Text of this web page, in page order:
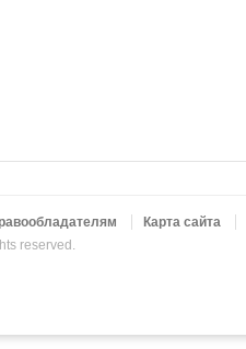
Карта сайта
reserved.